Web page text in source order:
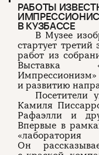
РАБОТЫ
В КУЗБАССЕ
В Музее
стартует третий
работ из
Выставка
и развитию
Посетители
Камиля
Рафаэлли и
Впервые в
Он